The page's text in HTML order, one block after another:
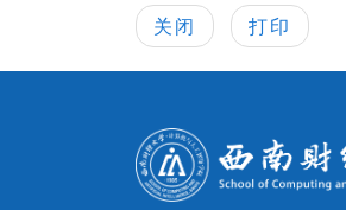
关闭 打印